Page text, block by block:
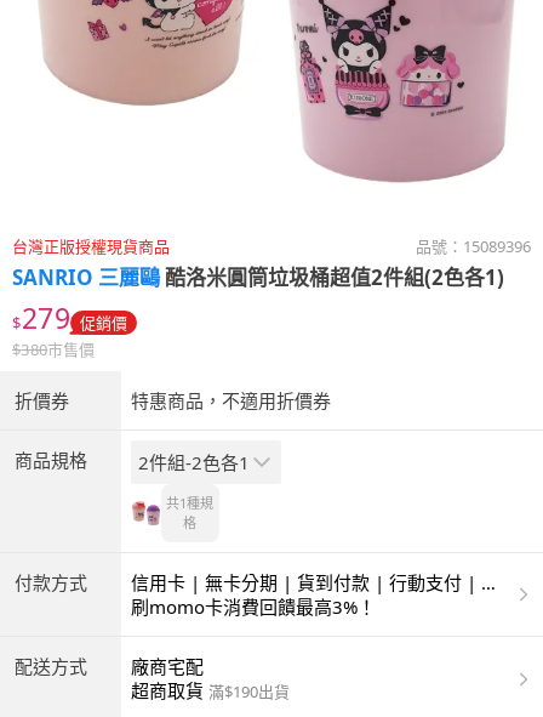
台灣正版授權現貨商品 品號： 15089396
SANRIO 三麗鷗酷洛米圓筒垃圾桶超值2件組(2色各1)
$279 促銷價
$380市售價
折價券 特惠商品，不適用折價券
商品規格 2件組-2色各1
共1種規
格
付款方式
信用卡 | 無卡分期 | 貨到付款 | 行動支付 | 超
商付款 | ATM | 銀聯卡
刷momo卡消費回饋最高3%！
配送方式
廠商宅配
超商取貨 滿$190出貨